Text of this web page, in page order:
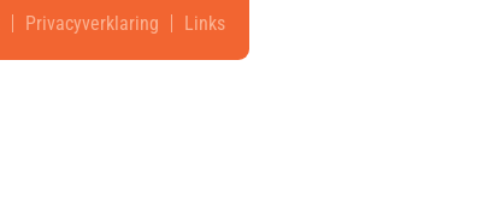
Privacyverklaring Links